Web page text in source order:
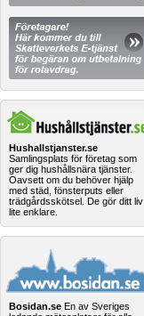
Hushallstjanster.se
Samlingsplats för företag som
ger dig hushållsnära tjänster.
Oavsett om du behöver hjälp
med städ, fönsterputs eller
trädgårdsskötsel. De gör ditt liv
lite enklare.
Bosidan.se En av Sveriges